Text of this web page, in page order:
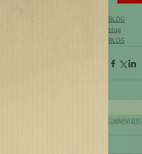
BLOG
blog
BLOG
Commentaires